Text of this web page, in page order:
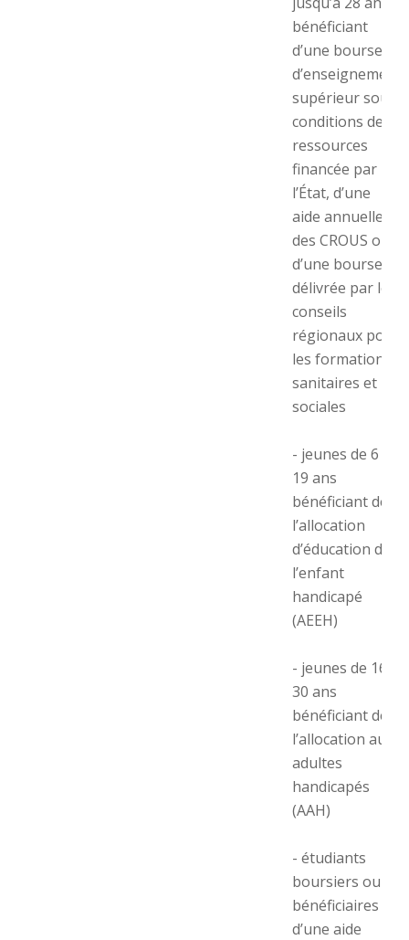
bénéficiant
d’une bourse
d’enseignement
supérieur sous
conditions de
ressources
financée par
l’État, d’une
aide annuelle
des CROUS ou
d’une bourse
délivrée par les
conseils
régionaux pour
les formations
sanitaires et
sociales
- jeunes de 6 à
19 ans
bénéficiant de
l’allocation
d’éducation de
l’enfant
handicapé
(AEEH)
- jeunes de 16 à
30 ans
bénéficiant de
l’allocation aux
adultes
handicapés
(AAH)
- étudiants
boursiers ou
bénéficiaires
d’une aide